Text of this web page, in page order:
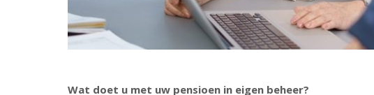
Wat doet u met uw pensioen in eigen beheer?